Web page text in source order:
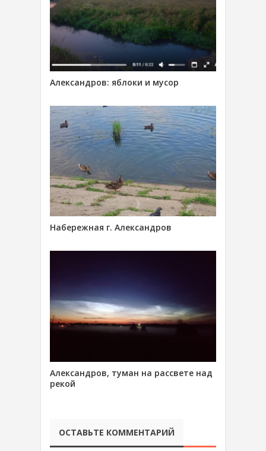
Александров: яблоки и мусор
Набережная г. Александров
Александров, туман на рассвете над
рекой
ОСТАВЬТЕ КОММЕНТАРИЙ